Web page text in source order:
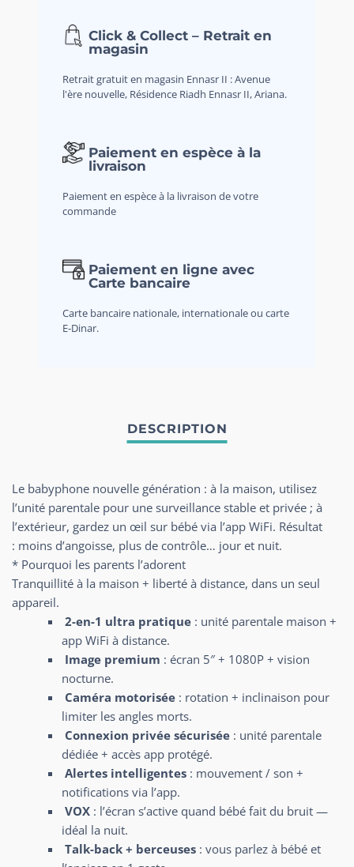
Click & Collect – Retrait en
magasin
Retrait gratuit en magasin Ennasr II : Avenue
l'ère nouvelle, Résidence Riadh Ennasr II, Ariana.
Paiement en espèce à la
livraison
Paiement en espèce à la livraison de votre
commande
Paiement en ligne avec
Carte bancaire
Carte bancaire nationale, internationale ou carte
E-Dinar.
Le babyphone nouvelle génération : à la maison, utilisez
l’unité parentale pour une surveillance stable et privée ; à
l’extérieur, gardez un œil sur bébé via l’app WiFi. Résultat
: moins d’angoisse, plus de contrôle… jour et nuit.
* Pourquoi les parents l’adorent
Tranquillité à la maison + liberté à distance, dans un seul
appareil.
2-en-1 ultra pratique: unité parentale maison +
app WiFi à distance.
Image premium : écran 5″ + 1080P + vision
nocturne.
Caméra motorisée: rotation + inclinaison pour
limiter les angles morts.
Connexion privée sécurisée: unité parentale
dédiée + accès app protégé.
Alertes intelligentes: mouvement / son +
notifications via l’app.
VOX: l’écran s’active quand bébé fait du bruit —
idéal la nuit.
Talk-back + berceuses: vous parlez à bébé et